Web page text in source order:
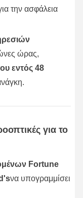
την ασφάλεια
ώρας,
εντός 48
για το
Fortune
να υπογραμμίσει